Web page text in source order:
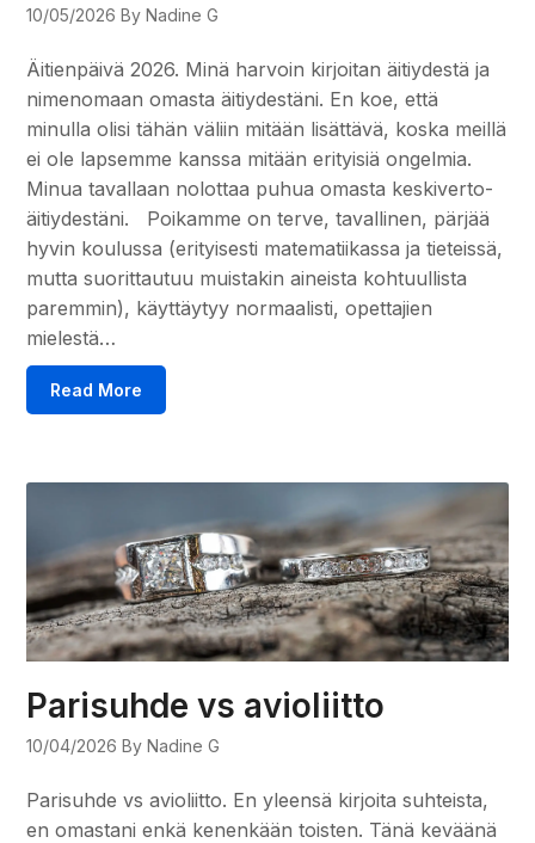
10/05/2026 By Nadine G
Äitienpäivä 2026. Minä harvoin kirjoitan äitiydestä ja
nimenomaan omasta äitiydestäni. En koe, että
minulla olisi tähän väliin mitään lisättävä, koska meillä
ei ole lapsemme kanssa mitään erityisiä ongelmia.
Minua tavallaan nolottaa puhua omasta keskiverto-
äitiydestäni. Poikamme on terve, tavallinen, pärjää
hyvin koulussa (erityisesti matematiikassa ja tieteissä,
mutta suorittautuu muistakin aineista kohtuullista
paremmin), käyttäytyy normaalisti, opettajien
mielestä…
Read More
Parisuhde vs avioliitto
10/04/2026 By Nadine G
Parisuhde vs avioliitto. En yleensä kirjoita suhteista,
en omastani enkä kenenkään toisten. Tänä keväänä